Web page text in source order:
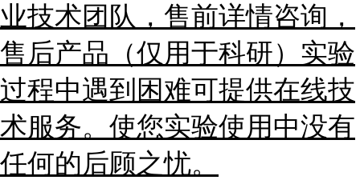
业技术团队，售前详情咨询，
售后产品（仅用于科研）实验
过程中遇到困难可提供在线技
术服务。使您实验使用中没有
任何的后顾之忧。